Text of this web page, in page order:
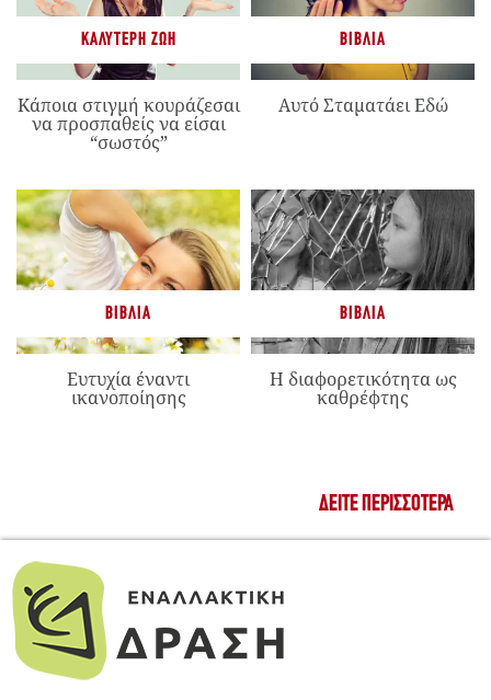
ΚΑΛΎΤΕΡΗ ΖΩΉ
Κάποια στιγμή κουράζεσαι
να προσπαθείς να είσαι
“σωστός”
ΒΙΒΛΊΑ
Αυτό Σταματάει Εδώ
ΒΙΒΛΊΑ
Ευτυχία έναντι
ικανοποίησης
ΒΙΒΛΊΑ
Η διαφορετικότητα ως
καθρέφτης
ΔΕΊΤΕ ΠΕΡΙΣΣΌΤΕΡΑ